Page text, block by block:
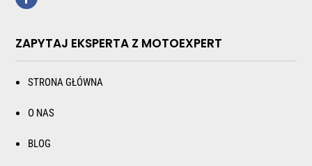
ZAPYTAJ EKSPERTA Z MOTOEXPERT
STRONA GŁÓWNA
O NAS
BLOG